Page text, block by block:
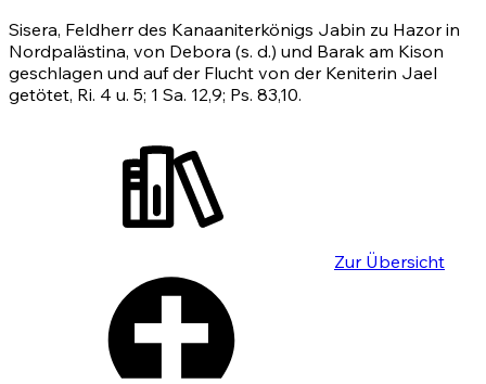
Sisera, Feldherr des Kanaaniterkönigs Jabin zu Hazor in
Nordpalästina, von Debora (s. d.) und Barak am Kison
geschlagen und auf der Flucht von der Keniterin Jael
getötet, Ri. 4 u. 5; 1 Sa. 12,9; Ps. 83,10.
Zur Übersicht